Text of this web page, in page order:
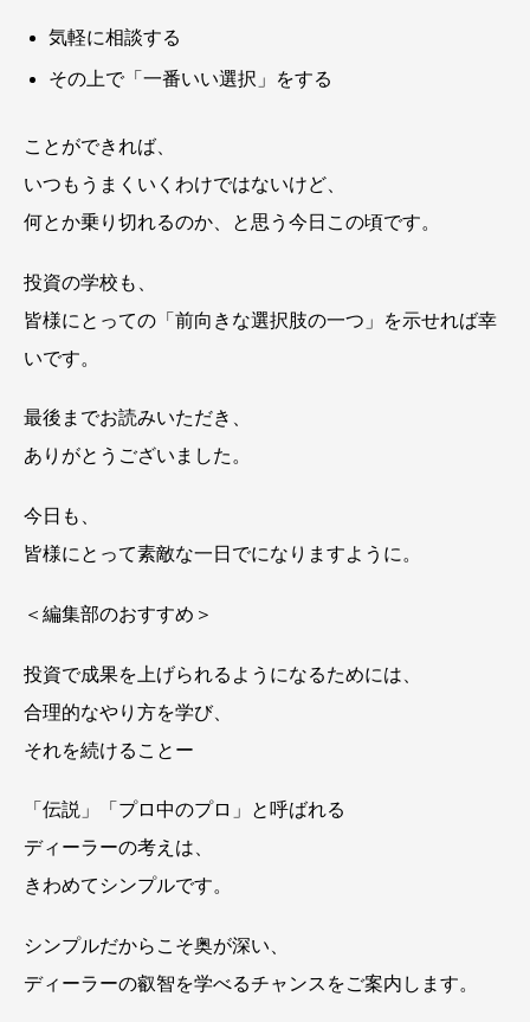
気軽に相談する
その上で「一番いい選択」をする
ことができれば、
いつもうまくいくわけではないけど、
何とか乗り切れるのか、と思う今日この頃です。
投資の学校も、
皆様にとっての「前向きな選択肢の一つ」を示せれば幸
いです。
最後までお読みいただき、
ありがとうございました。
今日も、
皆様にとって素敵な一日でになりますように。
＜編集部のおすすめ＞
投資で成果を上げられるようになるためには、
合理的なやり方を学び、
それを続けることー
「伝説」「プロ中のプロ」と呼ばれる
ディーラーの考えは、
きわめてシンプルです。
シンプルだからこそ奥が深い、
ディーラーの叡智を学べるチャンスをご案内します。